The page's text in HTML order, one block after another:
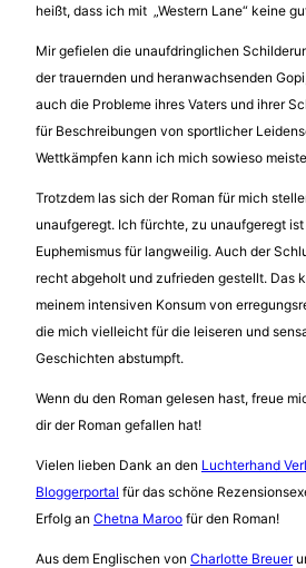
heißt, dass ich mit „Western Lane“ keine
Mir gefielen die unaufdringlichen
der trauernden und heranwachsenden
auch die Probleme ihres Vaters und ihrer
für Beschreibungen von sportlicher
Wettkämpfen kann ich mich sowieso
Trotzdem las sich der Roman für mich
unaufgeregt. Ich fürchte, zu unaufgeregt
Euphemismus für langweilig. Auch der
recht abgeholt und zufrieden gestellt. Das
meinem intensiven Konsum von
die mich vielleicht für die leiseren und
Geschichten abstumpft.
Wenn du den Roman gelesen hast, freue
dir der Roman gefallen hat!
Vielen lieben Dank an den Luchterhand
Bloggerportal für das schöne
Erfolg an Chetna Maroo für den Roman!
Aus dem Englischen von Charlotte Breuer